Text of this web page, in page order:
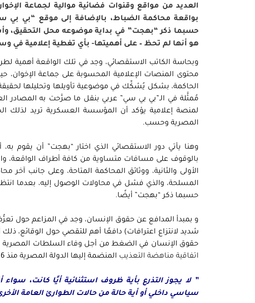
العديد من مواقع وقنوات فضائية موالية لجماعة
بواقعة محاكمة الضباط، بالإضافة إلى موقع “بي بي
حسبما ذكر “بهجت” في بداية موضوعه محل التحقيق،
هو أنها لم تحظ – على أهميتها- بأي تغطية إعلامية في
وبحاسة الكاتب الاستقصائي، وجد في تلك الواقعة أهمية
محتوى المنصات الإعلامية المحسوبة على جماعة الإخوان،
الحاكمة، بشكل يُشكِّك في موضوعية تأويلها وتحليلها
مُمثَّلة في الـ”بي بي سي” عربي بنقل ما صرَّحت به المصادر
لمنصة إعلامية يؤكد أن المؤسسة العسكرية تريد لذلك
المصرية وحسب.
وهنا يأتي دور الاستقصائي الذي اختار “بهجت” أن يقوم
بالوقوف على مسافات متساوية من كافة أطراف الواقعة،
الأولى والثانية، ووثائق المحاكمة المتاحة، وعلى جانب
المسلحة، والذي فشل في محاولات الوصول إليه، بعدما
حسبما ذكر “بهجت” أيضًا.
و بمبدأ المدافع عن حقوق الإنسان، وجد في المزاعم حول
شديد لانتزاع اعترافات) دافعًا أهم للتقصي حول الوقائع،
حقوق الإنسان في الضغط من أجل وفاء السلطات المصرية
اتفاقية مناهضة التعذيب المنضمة إليها الدولة المصرية منذ 1986، والتي نصَّت في الفقرة الثانية من المادة (2 ) على أنه :
” لا يجوز التذرع بأية ظروف استثنائية أيًا كانت،
سياسي داخلي أو أية حالة من حالات الطوارئ العامة